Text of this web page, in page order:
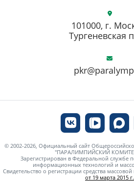
101000, г.
Тургеневская
© 2002-2026, Официальный сайт
"ПАРАЛИМПИЙСКИЙ
Зарегистрирован в Федеральной службе
информационных технологий и
Свидетельство о регистрации средства
от 19 марта 2015 г.